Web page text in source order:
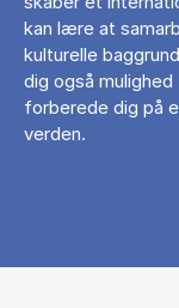
kan lære at
kulturelle
dig også
forberede dig på
verden.